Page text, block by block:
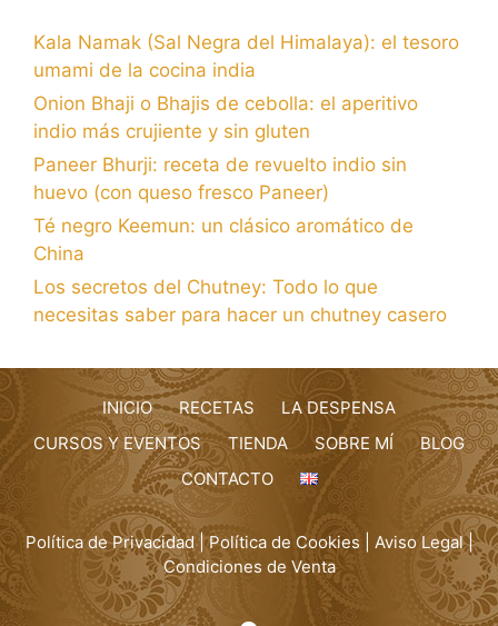
Kala Namak (Sal Negra del Himalaya): el tesoro
umami de la cocina india
Onion Bhaji o Bhajis de cebolla: el aperitivo
indio más crujiente y sin gluten
Paneer Bhurji: receta de revuelto indio sin
huevo (con queso fresco Paneer)
Té negro Keemun: un clásico aromático de
China
Los secretos del Chutney: Todo lo que
necesitas saber para hacer un chutney casero
INICIO RECETAS
LA DESPENSA
CURSOS Y EVENTOS
TIENDA SOBRE MÍ
BLOG
CONTACTO
Política de Privacidad|Política de Cookies Aviso Legal|
Condiciones de Venta